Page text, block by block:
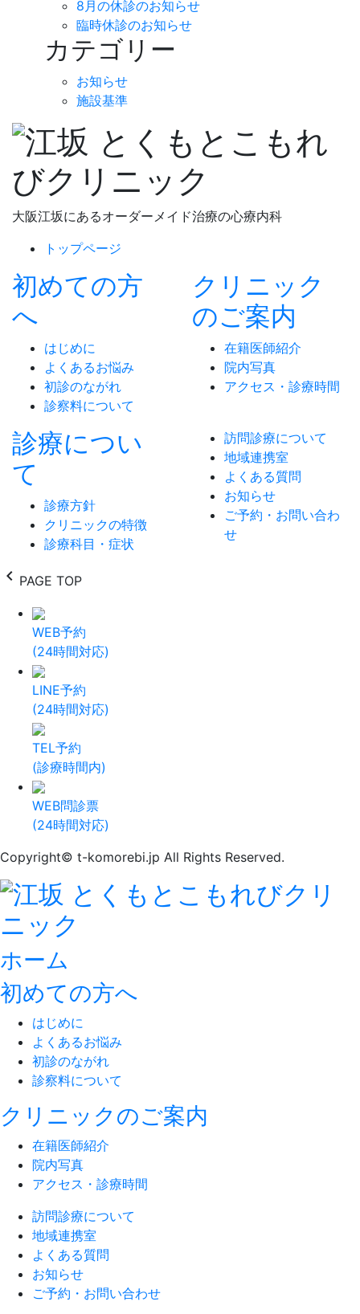
8月の休診のお知らせ
臨時休診のお知らせ
カテゴリー
お知らせ
施設基準
大阪江坂にあるオーダーメイド治療の心療内科
トップページ
初めての方
へ
はじめに
よくあるお悩み
初診のながれ
診察料について
クリニック
のご案内
在籍医師紹介
院内写真
アクセス・診療時間
訪問診療について
地域連携室
よくある質問
お知らせ
ご予約・お問い合わ
せ
診療につい
て
診療方針
クリニックの特徴
診療科目・症状
chevron_left PAGE TOP
WEB予約
(24時間対応)
LINE予約
(24時間対応)
TEL予約
(診療時間内)
WEB問診票
(24時間対応)
Copyright© t-komorebi.jp All Rights Reserved.
ホーム
初めての方へ
はじめに
よくあるお悩み
初診のながれ
診察料について
クリニックのご案内
在籍医師紹介
院内写真
アクセス・診療時間
訪問診療について
地域連携室
よくある質問
お知らせ
ご予約・お問い合わせ